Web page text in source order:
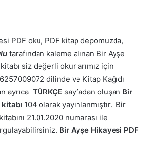
PDF oku, PDF kitap depomuzda,
tarafından kaleme alınan Bir Ayşe
siz değerli okurlarımız için
dilinde ve Kitap Kağıdı
ayrıca TÜRKÇE sayfadan oluşan Bir
104 olarak yayınlanmıştır. Bir
21.01.2020 numarası ile
Bir Ayşe Hikayesi PDF